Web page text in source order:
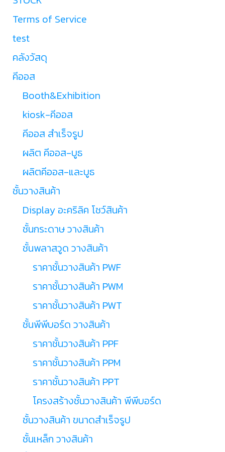
Terms of Service
test
คลังวัสดุ
คีออส
Booth&Exhibition
kiosk-คีออส
คีออส สำเร็จรูป
ผลิต คีออส-บูธ
ผลิตคีออส-และบูธ
ชั้นวางสินค้า
Display อะคริลิค โชว์สินค้า
ชั้นกระดาษ วางสินค้า
ชั้นพลาสวูด วางสินค้า
ราคาชั้นวางสินค้า PWF
ราคาชั้นวางสินค้า PWM
ราคาชั้นวางสินค้า PWT
ชั้นพีพีบอร์ด วางสินค้า
ราคาชั้นวางสินค้า PPF
ราคาชั้นวางสินค้า PPM
ราคาชั้นวางสินค้า PPT
โครงสร้างชั้นวางสินค้า พีพีบอร์ด
ชั้นวางสินค้า ขนาดสำเร็จรูป
ชั้นเหล็ก วางสินค้า